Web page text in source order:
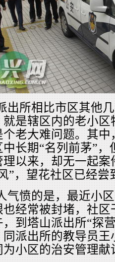
出所相比市区其他
就是辖区内的老小
个老大难问题。其
长期“名列前茅”，
理以来，却无一起
”，望花社区已经尝
气愤的是，最近小
也经常被封堵，社
，到塔山派出所“探
同派出所的教导员
为小区的治安管理献